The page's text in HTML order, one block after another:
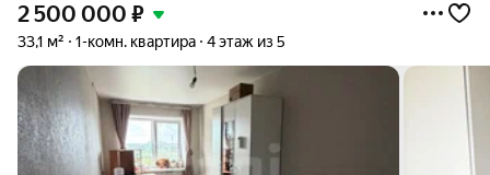
2 500 000 ₽
33,1 м² 1-комн. квартира 4 этаж из 5